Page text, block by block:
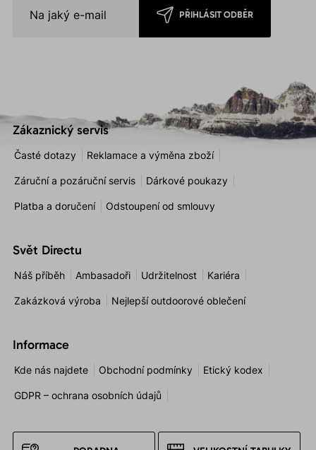
PŘIHLÁSIT ODBĚR
Zákaznický servis
Časté dotazy Reklamace a výměna zboží
Záruční a pozáruční servis Dárkové poukazy
Platba a doručení Odstoupení od smlouvy
Svět Directu
Náš příběh Ambasadoři Udržitelnost Kariéra
Zakázková výroba Nejlepší outdoorové oblečení
Informace
Kde nás najdete Obchodní podmínky Etický kodex
GDPR – ochrana osobních údajů